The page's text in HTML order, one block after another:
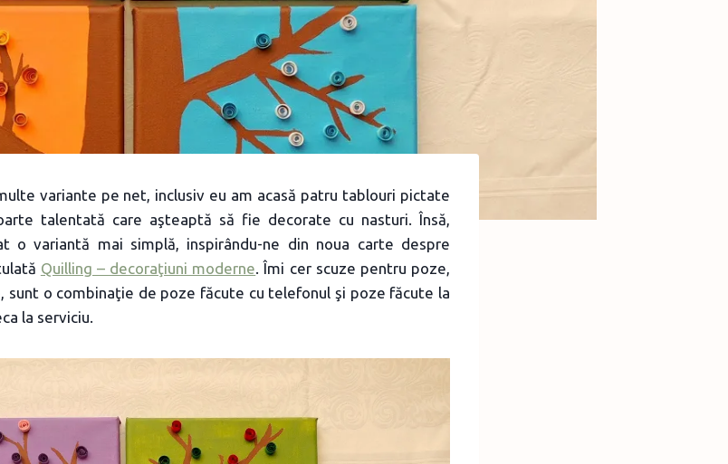
variante pe net, inclusiv eu am acasă patru tablouri pictate
talentată care aşteaptă să fie decorate cu nasturi. Însă,
o variantă mai simplă, inspirându-ne din noua carte despre
Quilling – decoraţiuni moderne . Îmi cer scuze pentru poze,
sunt o combinaţie de poze făcute cu telefonul şi poze făcute la
la serviciu.